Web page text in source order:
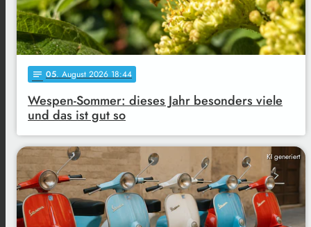
notes 05. August 2026 18:44
Wespen-Sommer: dieses Jahr besonders viele
und das ist gut so
KI generiert